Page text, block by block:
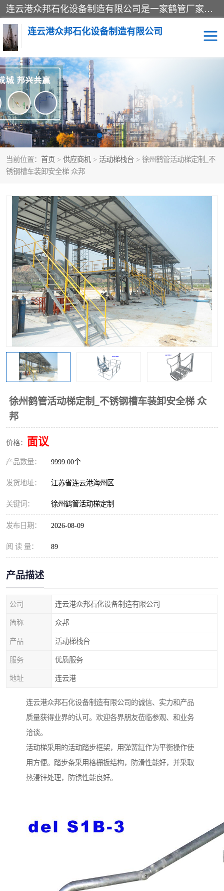
连云港众邦石化设备制造有限公司是一家鹤管厂家主营：鹤管、装车鹤管等，是致力于石油、石化等流体装卸设备(主要产品如鹤管、输油臂、脱缆钩等)的咨询、设计、制造、检测、安装指导、系统调试、维修维护等业务的公司。
连云港众邦石化设备制造有限公司
当前位置： 首页 > 供应商机 > 活动梯栈台 > 徐州鹤管活动梯定制_不
锈钢槽车装卸安全梯 众邦
徐州鹤管活动梯定制_不锈钢槽车装卸安全梯 众
邦
价格： 面议
产品数量： 9999.00个
发货地址： 江苏省连云港海州区
关键词： 徐州鹤管活动梯定制
发布日期： 2026-08-09
阅 读 量： 89
产品描述
公司 连云港众邦石化设备制造有限公司
简称 众邦
产品 活动梯栈台
服务 优质服务
地址 连云港
连云港众邦石化设备制造有限公司的诚信、实力和产品
质量获得业界的认可。欢迎各界朋友莅临参观、和业务
洽谈。
活动梯采用的活动踏步框架，用弹簧缸作为平衡操作使
用方便。踏步条采用格栅扳结构，防滑性能好，并采取
热浸锌处理，防锈性能良好。
鹤管 顶部装卸鹤管
底部装卸鹤管 LNG低温鹤管
液氨鹤管 液化气鹤管
鹤管配件 活动梯栈台
撬装系统设备 装车鹤管